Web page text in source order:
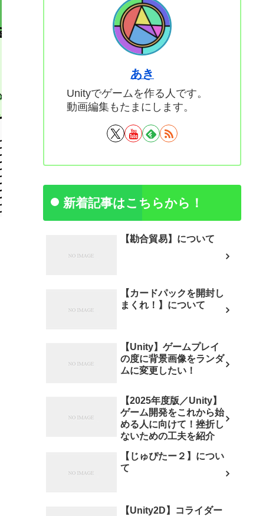
あき
Unityでゲームを作る人です。
動画編集もたまにします。
新着記事はこちらから！
【勘合貿易】について
【カードパックを開封し
まくれ！】について
【Unity】ゲームプレイ
の度に背景画像をランダ
ムに変更したい！
【2025年度版／Unity】
ゲーム開発をこれから始
める人に向けて！挫折し
ないための工夫を紹介
【じゅぴたー２】につい
て
【Unity2D】コライダー